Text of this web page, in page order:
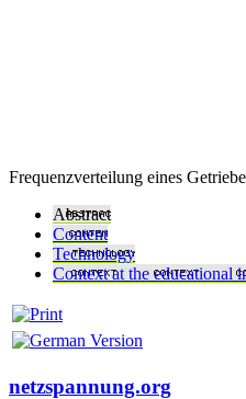
Frequenzverteilung eines
Abstract
Content
Technology
Context at the educational
netzspannung.org